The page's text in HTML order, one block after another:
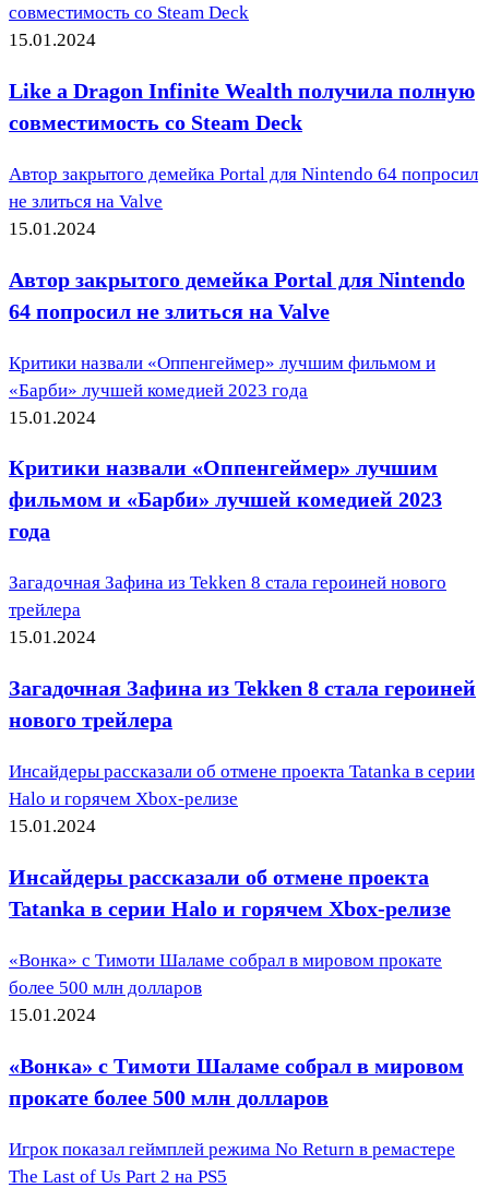
совместимость со Steam Deck
15.01.2024
Like a Dragon Infinite Wealth получила полную
совместимость со Steam Deck
Автор закрытого демейка Portal для Nintendo 64 попросил
не злиться на Valve
15.01.2024
Автор закрытого демейка Portal для Nintendo
64 попросил не злиться на Valve
Критики назвали «Оппенгеймер» лучшим фильмом и
«Барби» лучшей комедией 2023 года
15.01.2024
Критики назвали «Оппенгеймер» лучшим
фильмом и «Барби» лучшей комедией 2023
года
Загадочная Зафина из Tekken 8 стала героиней нового
трейлера
15.01.2024
Загадочная Зафина из Tekken 8 стала героиней
нового трейлера
Инсайдеры рассказали об отмене проекта Tatanka в серии
Halo и горячем Xbox-релизе
15.01.2024
Инсайдеры рассказали об отмене проекта
Tatanka в серии Halo и горячем Xbox-релизе
«Вонка» с Тимоти Шаламе собрал в мировом прокате
более 500 млн долларов
15.01.2024
«Вонка» с Тимоти Шаламе собрал в мировом
прокате более 500 млн долларов
Игрок показал геймплей режима No Return в ремастере
The Last of Us Part 2 на PS5